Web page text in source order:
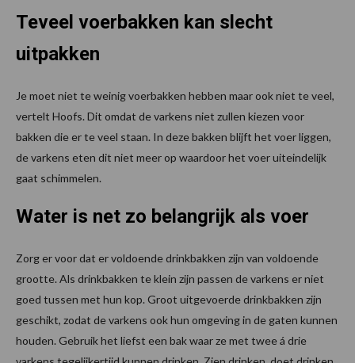
Teveel voerbakken kan slecht
uitpakken
Je moet niet te weinig voerbakken hebben maar ook niet te veel,
vertelt Hoofs. Dit omdat de varkens niet zullen kiezen voor
bakken die er te veel staan. In deze bakken blijft het voer liggen,
de varkens eten dit niet meer op waardoor het voer uiteindelijk
gaat schimmelen.
Water is net zo belangrijk als voer
Zorg er voor dat er voldoende drinkbakken zijn van voldoende
grootte. Als drinkbakken te klein zijn passen de varkens er niet
goed tussen met hun kop. Groot uitgevoerde drinkbakken zijn
geschikt, zodat de varkens ook hun omgeving in de gaten kunnen
houden. Gebruik het liefst een bak waar ze met twee á drie